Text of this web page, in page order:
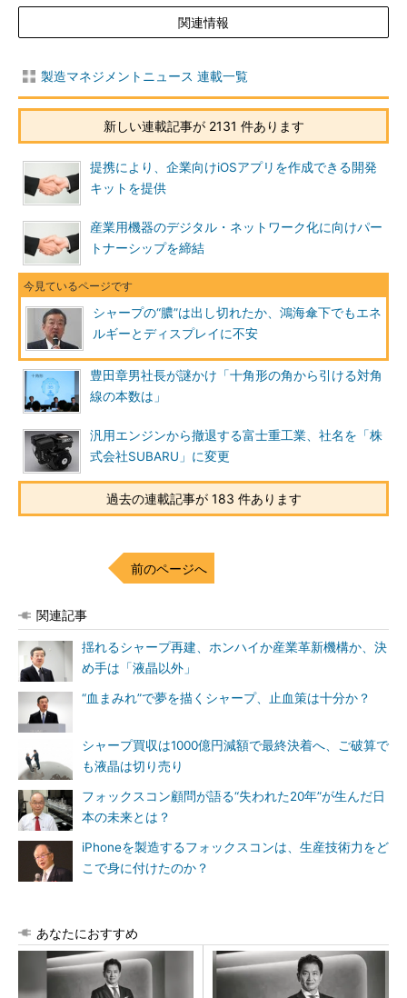
関連情報
製造マネジメントニュース 連載一覧
新しい連載記事が 2131 件あります
提携により、企業向けiOSアプリを作成できる開発
キットを提供
産業用機器のデジタル・ネットワーク化に向けパー
トナーシップを締結
シャープの“膿”は出し切れたか、鴻海傘下でもエネ
ルギーとディスプレイに不安
豊田章男社長が謎かけ「十角形の角から引ける対角
線の本数は」
汎用エンジンから撤退する富士重工業、社名を「株
式会社SUBARU」に変更
過去の連載記事が 183 件あります
前のページへ
関連記事
揺れるシャープ再建、ホンハイか産業革新機構か、決
め手は「液晶以外」
“血まみれ”で夢を描くシャープ、止血策は十分か？
シャープ買収は1000億円減額で最終決着へ、ご破算で
も液晶は切り売り
フォックスコン顧問が語る“失われた20年”が生んだ日
本の未来とは？
iPhoneを製造するフォックスコンは、生産技術力をど
こで身に付けたのか？
あなたにおすすめ